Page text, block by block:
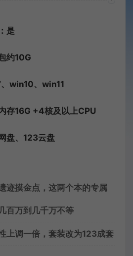
是
约10G
win10、win11
存16G +4核及以上CPU
盘、 123云盘
迹摸金点，这两个本的专属
百万到几千万不等
上调一倍，套装改为123成套